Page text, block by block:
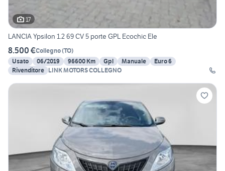
17
LANCIA Ypsilon 1.2 69 CV 5 porte GPL Ecochic Ele
8.500 €Collegno(TO)
Usato
06/2019 96600 Km Gpl Manuale
Euro 6
Rivenditore LINK MOTORS COLLEGNO